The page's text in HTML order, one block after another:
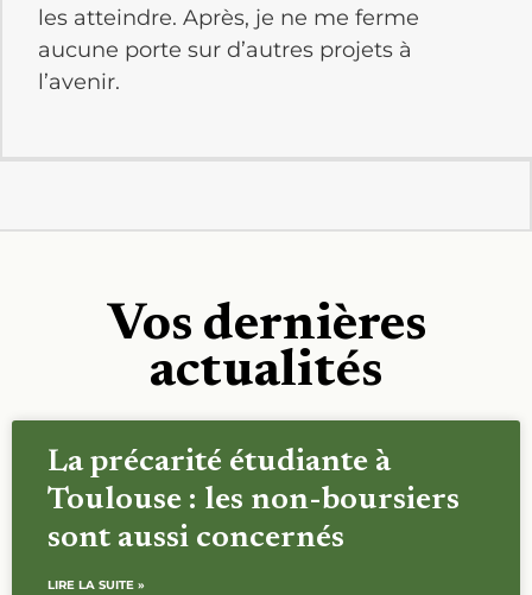
les atteindre. Après, je ne me ferme
aucune porte sur d’autres projets à
l’avenir.
Vos dernières
actualités
La précarité étudiante à
Toulouse : les non-boursiers
sont aussi concernés
LIRE LA SUITE »